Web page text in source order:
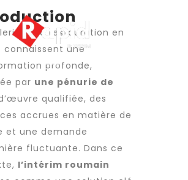
et la restauration en
connaissent une
profonde,
par une pénurie de
qualifiée, des
accrues en matière de
et une demande
fluctuante. Dans ce
l’intérim roumain